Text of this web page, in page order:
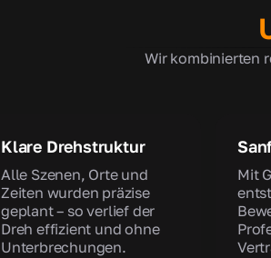
Wir kombinierten
Klare Drehstruktur
Alle Szenen, Orte und
Zeiten wurden präzise
geplant – so verlief der
Dreh effizient und ohne
Unterbrechungen.
Mit